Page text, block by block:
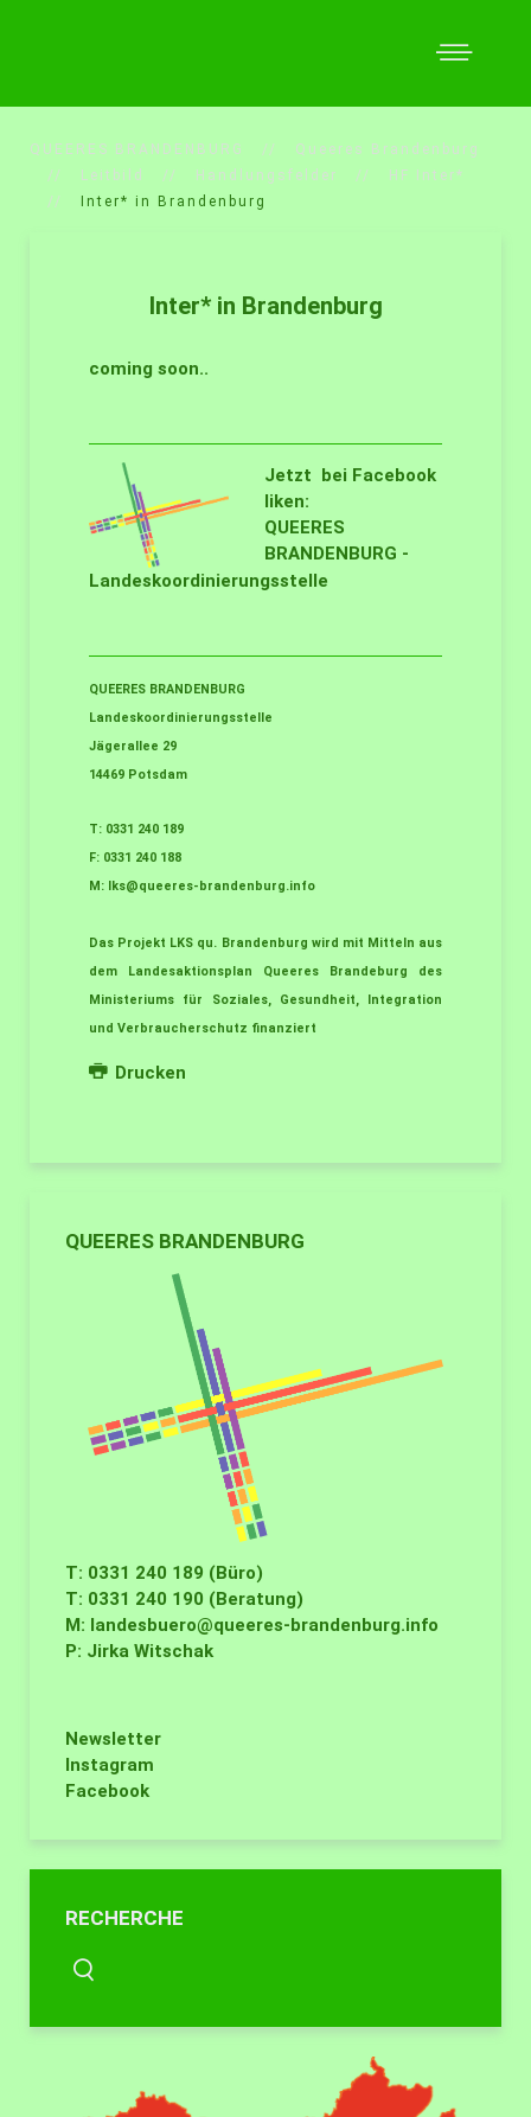
QUEERES BRANDENBURG
Queeres Brandenburg
Leitbild
Handlungsfelder
HF Inter*
Inter* in Brandenburg
Inter* in Brandenburg
coming soon..
Jetzt bei Facebook
liken:
QUEERES
BRANDENBURG -
Landeskoordinierungsstelle
QUEERES BRANDENBURG
Landeskoordinierungsstelle
Jägerallee 29
14469 Potsdam
T: 0331 240 189
F: 0331 240 188
M:
lks@queeres-brandenburg.info
Das Projekt LKS qu. Brandenburg wird mit Mitteln aus
dem Landesaktionsplan Queeres Brandeburg des
Ministeriums für Soziales, Gesundheit, Integration
und Verbraucherschutz finanziert
Drucken
QUEERES BRANDENBURG
T: 0331 240 189 (Büro)
T: 0331 240 190 (Beratung)
M: landesbuero@queeres-brandenburg.info
P: Jirka Witschak
Newsletter
Instagram
Facebook
RECHERCHE